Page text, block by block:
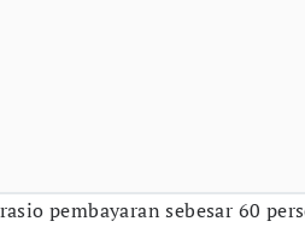
pembayaran sebesar 60